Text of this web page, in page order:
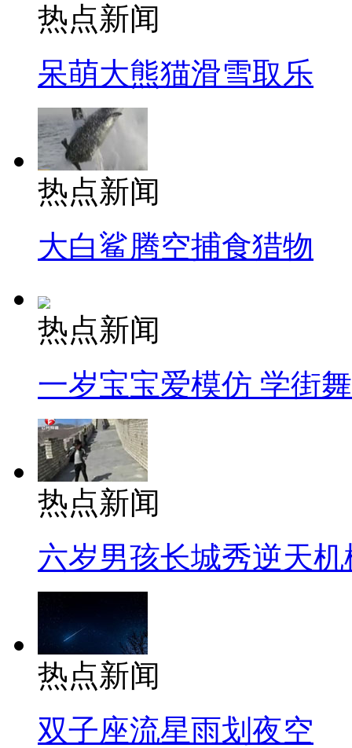
热点新闻
呆萌大熊猫滑雪取乐
热点新闻
大白鲨腾空捕食猎物
热点新闻
一岁宝宝爱模仿 学街
热点新闻
六岁男孩长城秀逆天机
热点新闻
双子座流星雨划夜空